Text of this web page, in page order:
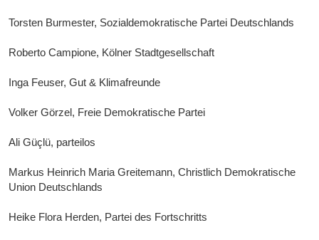
Torsten Burmester, Sozialdemokratische Partei Deutschlands
Roberto Campione, Kölner Stadtgesellschaft
Inga Feuser, Gut & Klimafreunde
Volker Görzel, Freie Demokratische Partei
Ali Güçlü, parteilos
Markus Heinrich Maria Greitemann, Christlich Demokratische
Union Deutschlands
Heike Flora Herden, Partei des Fortschritts